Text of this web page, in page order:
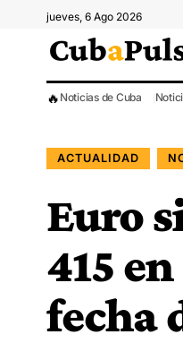
jueves, 6 Ago 2026
🔥 Noticias de Cuba
ACTUALIDAD
Euro
415
fecha